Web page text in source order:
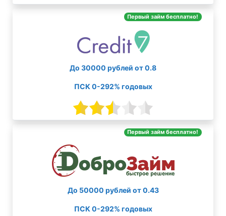
Первый займ бесплатно!
До 30000 рублей от 0.8
ПСК 0-292% годовых
Первый займ бесплатно!
До 50000 рублей от 0.43
ПСК 0-292% годовых